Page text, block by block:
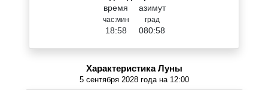
время
час:мин
18:58
азимут
град
080:58
Характеристика Луны
5 сентября 2028 года на 12:00